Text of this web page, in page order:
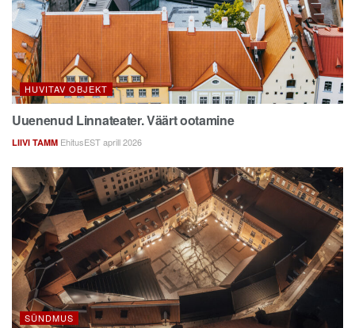
HUVITAV OBJEKT
Uuenenud Linnateater. Väärt ootamine
LIIVI TAMM EhitusEST aprill 2026
SÜNDMUS